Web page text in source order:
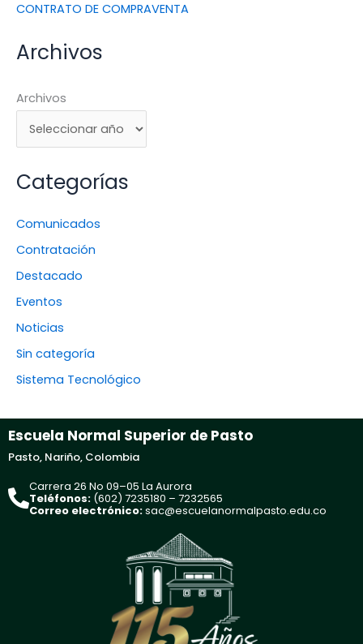
CONTRATO DE COMPRAVENTA
Archivos
Archivos
Categorías
Comunicados
Contratación
Destacado
Eventos
Noticias
Sin categoría
Sistema Tecnológico
Escuela Normal Superior de Pasto
Pasto, Nariño, Colombia
Carrera 26 No 09–05 La Aurora
Teléfonos: (602) 7235180 – 7232565
Correo electrónico:sac@escuelanormalpasto.edu.co